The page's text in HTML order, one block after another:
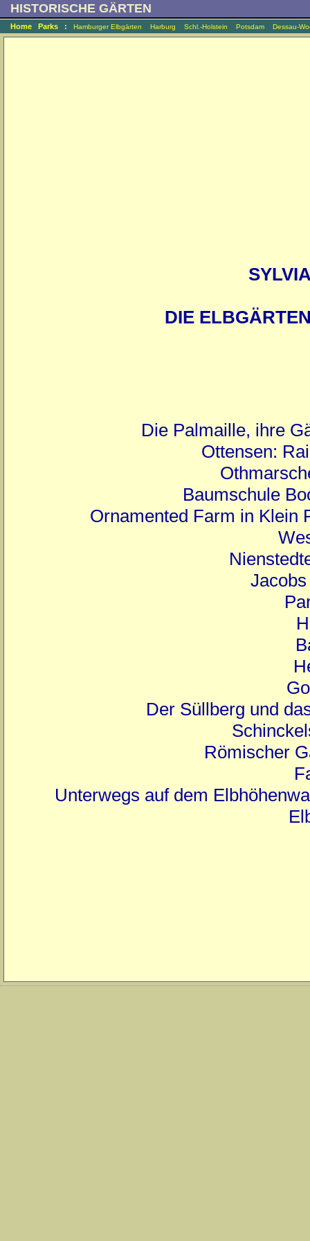
HISTORISCHE GÄRTEN
Home Parks : Hamburger Elbgärten Harburg Schl.-Holstein Potsdam Dessau-
DIE
Die Palmaille, ihre
Ottensen:
Baumschule
Ornamented Farm in Klein
Der Süllberg und
Römischer
Unterwegs auf dem